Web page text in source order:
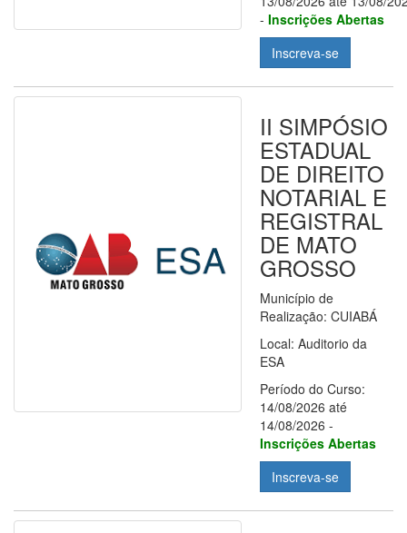
- Inscrições Abertas
Inscreva-se
II SIMPÓSIO
ESTADUAL
DE DIREITO
NOTARIAL E
REGISTRAL
DE MATO
GROSSO
Município de
Realização: CUIABÁ
Local: Auditorio da
ESA
Período do Curso:
14/08/2026 até
14/08/2026 -
Inscrições Abertas
Inscreva-se